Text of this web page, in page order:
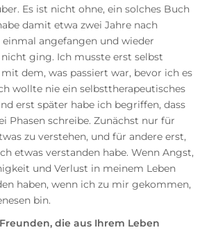
Es ist nicht ohne, ein solches Buch
damit etwa zwei Jahre nach
einmal angefangen und wieder
ging. Ich musste erst selbst
dem, was passiert war, bevor ich es
wollte nie ein selbsttherapeutisches
erst später habe ich begriffen, dass
Phasen schreibe. Zunächst nur für
zu verstehen, und für andere erst,
etwas verstanden habe. Wenn Angst,
und Verlust in meinem Leben
haben, wenn ich zu mir gekommen,
bin.
die aus Ihrem Leben